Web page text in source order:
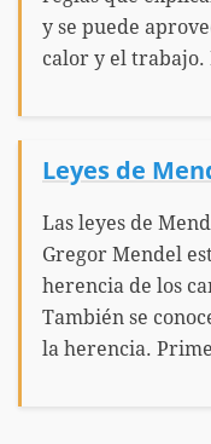
y se puede
calor y el trabajo.
Leyes de
Las leyes de
Gregor Mendel
herencia de los
También se
la herencia.